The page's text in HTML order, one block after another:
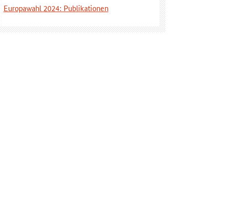
Europawahl 2024: Publikationen